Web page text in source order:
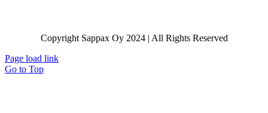
Copyright Sappax Oy 2024 | All Rights Reserved
Page load link
Go to Top